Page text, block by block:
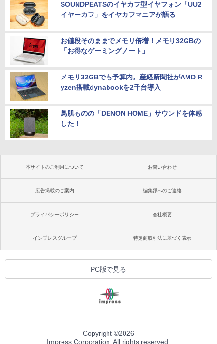
SOUNDPEATSのイヤカフ型イヤフォン「UU2
イヤーカフ」をイヤカフマニアが語る
お値段そのままでメモリ倍増！メモリ32GBの
「お得なゲーミングノート」
メモリ32GBでも予算内。産経新聞社がAMD R
yzen搭載dynabookを2千台導入
鳥肌ものの「DENON HOME」サウンドを体感
した！
本サイトのご利用について お問い合わせ
広告掲載のご案内 編集部へのご連絡
プライバシーポリシー 会社概要
インプレスグループ 特定商取引法に基づく表示
PC版で見る
Copyright ©2026
Impress Corporation. All rights reserved.